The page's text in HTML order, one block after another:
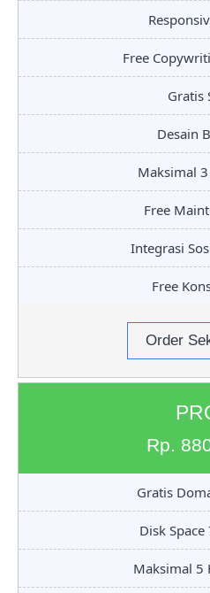
Free
Gratis
Desain
Maksimal
Free
Integrasi
Free
Order
Rp.
Gratis
Disk
Maksimal 5